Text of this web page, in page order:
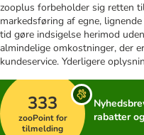
zooplus forbeholder sig retten
markedsføring af egne,
tid gøre indsigelse herimod
almindelige omkostninger, der
kundeservice. Yderligere
333
zooPoint for
tilmelding
rabatter